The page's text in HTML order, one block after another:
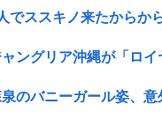
でススキノ来たからか
ャングリア沖縄が「ロ
泉のバニーガール姿、